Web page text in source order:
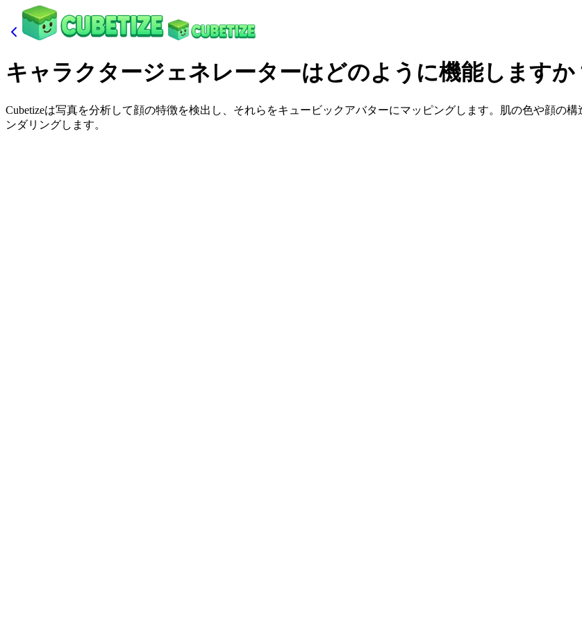
キャラクタージェネレーターはどのように機能しますか
Cubetizeは写真を分析して顔の特徴を検出し、それらをキュービックアバターにマッピングします。肌の色や顔の
ンダリングします。